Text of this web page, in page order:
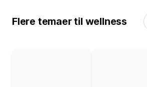
Flere temaer til wellness